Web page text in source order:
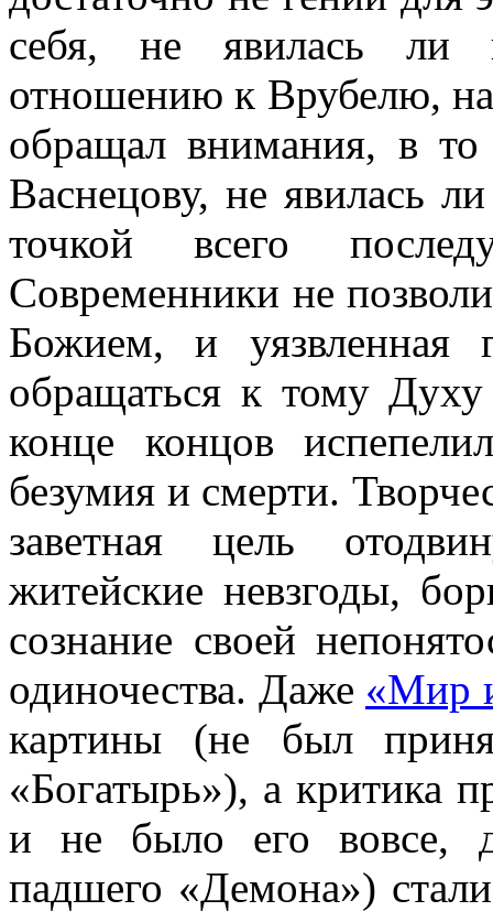
себя, не явилась ли
отношению к Врубелю,
обращал внимания, в
Васнецову, не явилась
точкой всего
Современники не
Божием, и уязвленная
обращаться к тому
конце концов
безумия и смерти.
заветная цель
житейские невзгоды,
сознание своей
одиночества. Даже «Мир
картины (не был
«Богатырь»), а критика
и не было его вовсе,
падшего «Демона»)